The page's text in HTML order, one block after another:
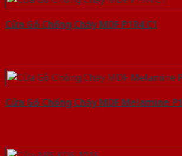
Cửa Gỗ Chống Cháy MDF P1R4 C1
Cửa Gỗ Chống Cháy MDF Melamine